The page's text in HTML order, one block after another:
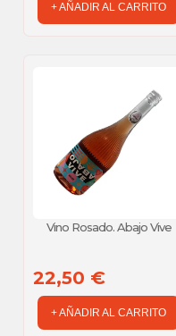
+ AÑADIR AL CARRITO
Vino Rosado. Abajo Vive
22,50 €
+ AÑADIR AL CARRITO